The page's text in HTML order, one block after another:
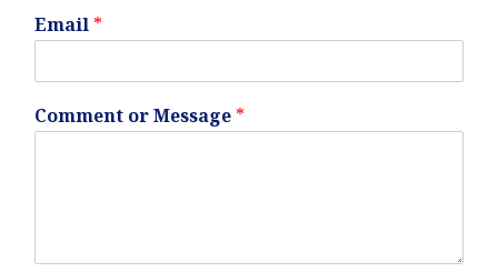
Email *
Comment or Message *